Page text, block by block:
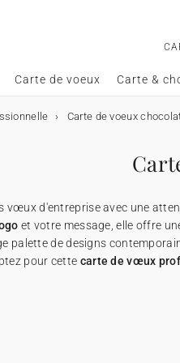
Carte de voeux Carte &
Carte de voeux
vœux d'entreprise avec une
et votre message, elle offre
palette de designs
pour cette carte de vœux